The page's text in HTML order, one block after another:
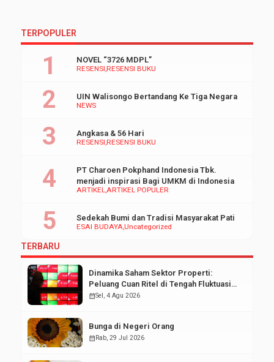
TERPOPULER
RESENSI RESENSI BUKU
NOVEL “3726 MDPL”
NEWS
UIN Walisongo Bertandang Ke Tiga Negara
RESENSI RESENSI BUKU
Angkasa & 56 Hari
ARTIKELARTIKEL POPULER
PT Charoen Pokphand Indonesia Tbk.
menjadi inspirasi Bagi UMKM di Indonesia
ESAI BUDAYAUncategorized
Sedekah Bumi dan Tradisi Masyarakat Pati
TERBARU
Dinamika Saham Sektor Properti:
Peluang Cuan Ritel di Tengah Fluktuasi
Pasar Modal
calendar_monthSel, 4 Agu 2026
Bunga di Negeri Orang
calendar_monthRab, 29 Jul 2026